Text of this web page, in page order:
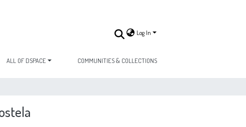
Log In
COMMUNITIES & COLLECTIONS
ALL OF DSPACE